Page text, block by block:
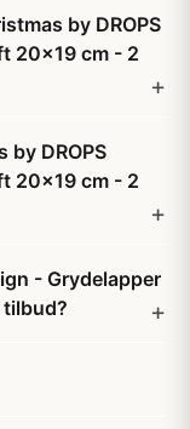
by DROPS
20x19 cm - 2
by DROPS
20x19 cm - 2
- Grydelapper